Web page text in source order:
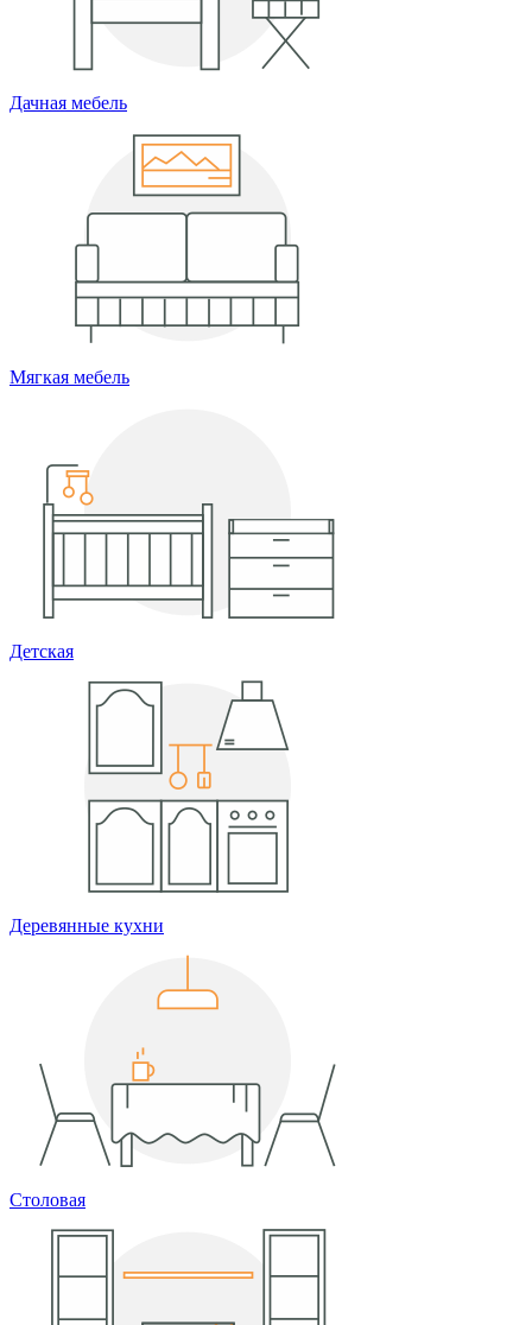
Дачная мебель
Мягкая мебель
Детская
Деревянные кухни
Столовая